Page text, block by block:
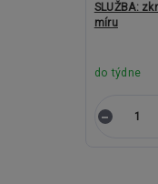
SLUŽBA:
míru
do týdne